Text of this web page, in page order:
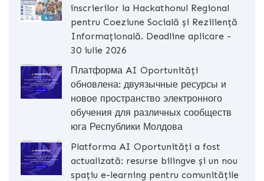
înscrierilor la Hackathonul Regional
pentru Coeziune Socială și Reziliență
Informațională. Deadline aplicare -
30 iulie 2026
Платформа AI Oportunități
обновлена: двуязычные ресурсы и
новое пространство электронного
обучения для различных сообществ
юга Республики Молдова
Platforma AI Oportunități a fost
actualizată: resurse bilingve și un nou
spațiu e-learning pentru comunitățile